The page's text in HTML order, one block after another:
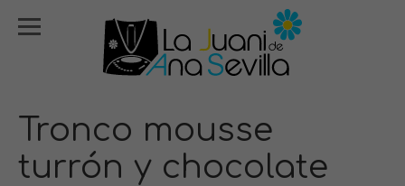
Tronco mousse
turrón y chocolate